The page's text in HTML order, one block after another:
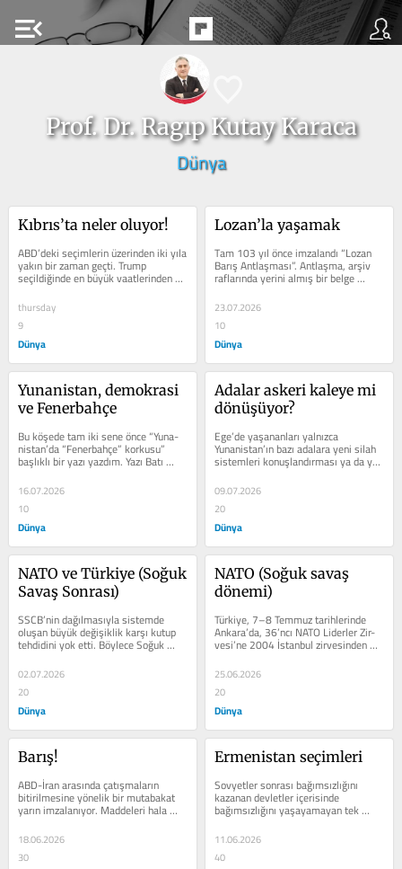
menu_open
Prof. Dr. Ragıp Kutay Karaca
Dünya
Kıbrıs’ta neler oluyor!
ABD’deki se­çimlerin üze­rinden iki yıla
ya­kın bir zaman geçti. Trump
seçildiğin­de en büyük vaatle­rinden
biri dünya­ya barış...
thursday
9
Dünya
Lozan’la yaşamak
Tam 103 yıl önce im­zalandı “Lozan
Ba­rış Antlaşması”. Ant­laşma, arşiv
raflarında yerini almış bir belge
değildir. Bu nedenle bu...
23.07.2026
10
Dünya
Yunanistan, demokrasi
ve Fenerbahçe
Bu köşede tam iki sene önce “Yuna­
nistan’da “Fenerbah­çe” korkusu”
başlıklı bir yazı yazdım. Yazı Batı
Trakya...
16.07.2026
10
Dünya
Adalar askeri kaleye mi
dönüşüyor?
Ege’de yaşananları yalnızca
Yunanistan’ın bazı adalara yeni silah
sistemleri konuş­landırması ya da yer
altı askeri tesisleri inşa...
09.07.2026
20
Dünya
NATO ve Türkiye (Soğuk
Savaş Sonrası)
SSCB’nin dağılmasıyla sis­temde
oluşan büyük değişik­lik karşı kutup
tehdidini yok etti. Böylece Soğuk
Savaş döneminin çift kutuplu...
02.07.2026
20
Dünya
NATO (Soğuk savaş
dönemi)
Türkiye, 7–8 Tem­muz tarihlerin­de
Ankara’da, 36’ncı NATO Liderler Zir­
vesi’ne 2004 İstan­bul zirvesinden
25.06.2026
20
Dünya
Barış!
ABD-İran arasında çatışmaların
bitirilmesi­ne yönelik bir mutabakat
yarın imzalanıyor. Maddeleri hala
bilmiyoruz. İran basınının...
18.06.2026
30
Ermenistan seçimleri
Sovyetler sonrası bağımsızlığını
kazanan devletler içerisinde
bağımsızlığını yaşa­yamayan tek
devlet Ermenistan’dır....
11.06.2026
40